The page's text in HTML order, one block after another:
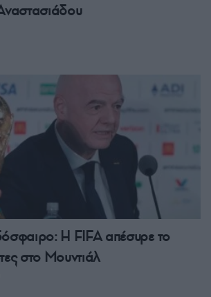
Η FIFA απέσυρε το
στο Μουντιάλ